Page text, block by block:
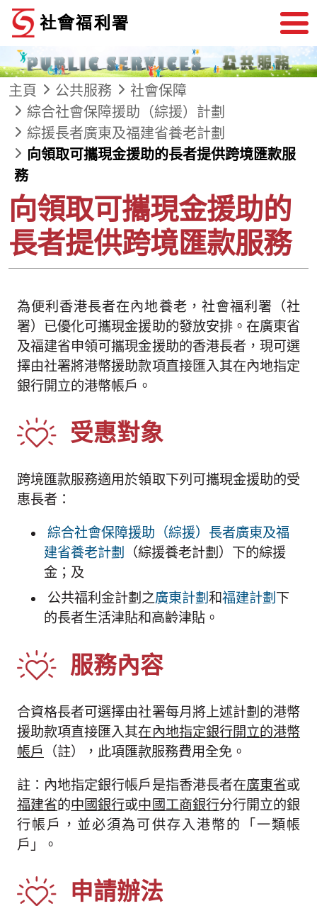
跳到內容
主頁 公共服務
社會保障
綜合社會保障援助（綜援）計劃
綜援長者廣東及福建省養老計劃
向領取可攜現金援助的長者提供跨境匯款服
務
向領取可攜現金援助的
長者提供跨境匯款服務
為便利香港長者在內地養老，社會福利署（社
署）已優化可攜現金援助的發放安排。在廣東省
及福建省申領可攜現金援助的香港長者，現可選
擇由社署將港幣援助款項直接匯入其在內地指定
銀行開立的港幣帳戶。
受惠對象
跨境匯款服務適用於領取下列可攜現金援助的受
惠長者：
綜合社會保障援助（綜援）長者廣東及福
建省養老計劃
（綜援養老計劃）下的綜援
金；及
公共福利金計劃之廣東計劃和福建計劃 下
的長者生活津貼和高齡津貼。
服務內容
合資格長者可選擇由社署每月將上述計劃的港幣
援助款項直接匯入其在內地指定銀行開立的港幣
帳戶
（註），此項匯款服務費用全免。
註：內地指定銀行帳戶是指香港長者在廣東省或
福建省的中國銀行或中國工商銀行分行開立的銀
行帳戶，並必須為可供存入港幣的「一類帳
戶」。
申請辦法